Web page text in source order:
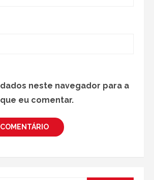
neste navegador para a
eu comentar.